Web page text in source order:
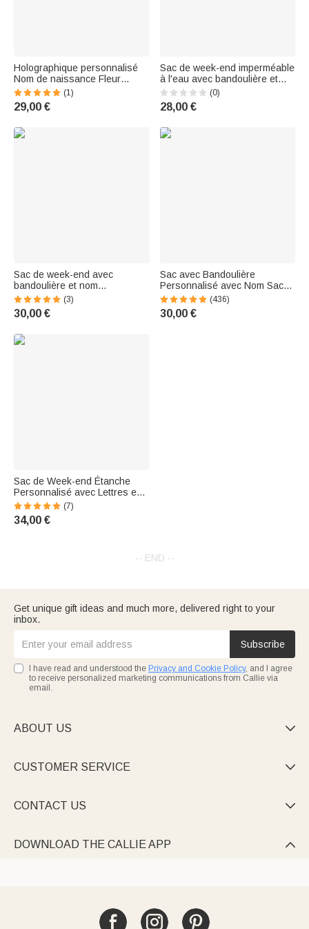
Holographique personnalisé
Nom de naissance Fleur
imperméable Sac de week-end
avec bandoulière Voyage
Essentiel Cadeau
(1)
29,00 €
Sac de week-end imperméable
à l'eau avec bandoulière et
compartiment à chaussures
Cadeau d'anniversaire pour
les filles et les femmes
(0)
28,00 €
Sac de week-end avec
bandoulière et nom
Accessoires de voyage
Cadeau pour les amoureux du
sport
(3)
30,00 €
Sac avec Bandoulière
Personnalisé avec Nom Sac
de Week-end Imperméable
Multi-Compartiments Cadeau
Voyage Retour à l'École pour
(436)
30,00 €
Sac de Week-end Étanche
Personnalisé avec Lettres en
Chenille Accessoire
Bandoulière Cadeau
d'Anniversaire Rentrée
(7)
34,00 €
-- END --
Get unique gift ideas and much more, delivered right to your
inbox.
Subscribe
I have read and understood the Privacy and Cookie Policy, and I agree
to receive personalized marketing communications from Callie via
email.
ABOUT US 
CUSTOMER SERVICE 
CONTACT US 
DOWNLOAD THE CALLIE APP 